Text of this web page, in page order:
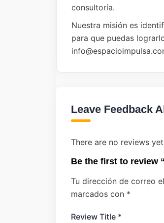
consultoría.
Nuestra misión es
para que puedas
Leave Feedback
There are no reviews
Be the first to review
Tu dirección de correo
marcados con *
Review Title *